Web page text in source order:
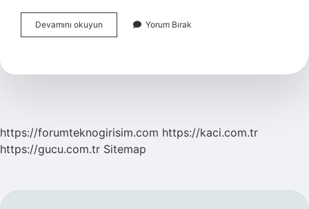
Devamını okuyun
Çağ
Ahmet
Yorum Bırak
https://forumteknogirisim.com https://kaci.com.tr
https://gucu.com.tr Sitemap